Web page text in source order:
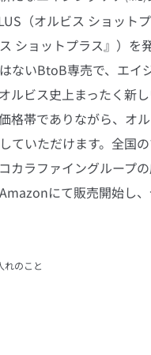
（オルビス ショット
ショットプラス』）を
ないBtoB専売で、エイ
ルビス史上まったく新
格帯でありながら、オ
ていただけます。全国
カラファイングループ
にて販売開始し
のこと